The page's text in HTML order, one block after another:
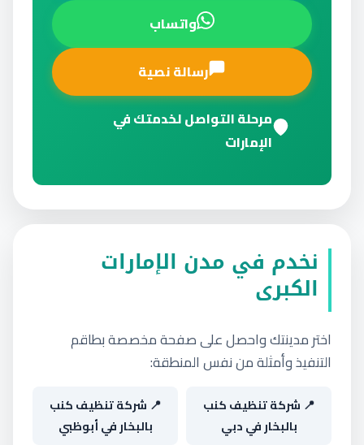
واتساب
رسالة نصية
مرحلة التواصل لخدمتك في
الإمارات
نخدم في مدن الإمارات
الكبرى
اختر مدينتك واحصل على صفحة مخصصة بطاقم
التنفيذ وأمثلة من نفس المنطقة:
📍 شركة تنظيف كنب
بالبخار في دبي
📍 شركة تنظيف كنب
بالبخار في أبوظبي